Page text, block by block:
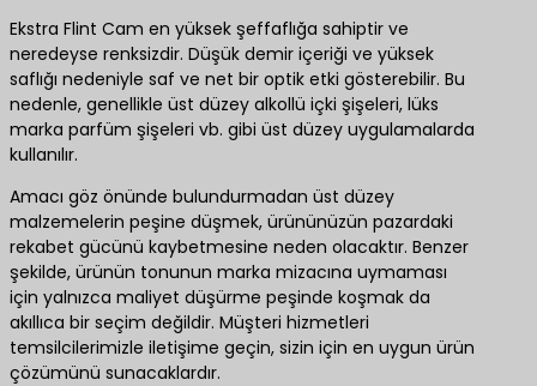
Ekstra Flint Cam en yüksek şeffaflığa sahiptir ve
neredeyse renksizdir. Düşük demir içeriği ve yüksek
saflığı nedeniyle saf ve net bir optik etki gösterebilir. Bu
nedenle, genellikle üst düzey alkollü içki şişeleri, lüks
marka parfüm şişeleri vb. gibi üst düzey uygulamalarda
kullanılır.
Amacı göz önünde bulundurmadan üst düzey
malzemelerin peşine düşmek, ürününüzün pazardaki
rekabet gücünü kaybetmesine neden olacaktır. Benzer
şekilde, ürünün tonunun marka mizacına uymaması
için yalnızca maliyet düşürme peşinde koşmak da
akıllıca bir seçim değildir. Müşteri hizmetleri
temsilcilerimizle iletişime geçin, sizin için en uygun ürün
çözümünü sunacaklardır.